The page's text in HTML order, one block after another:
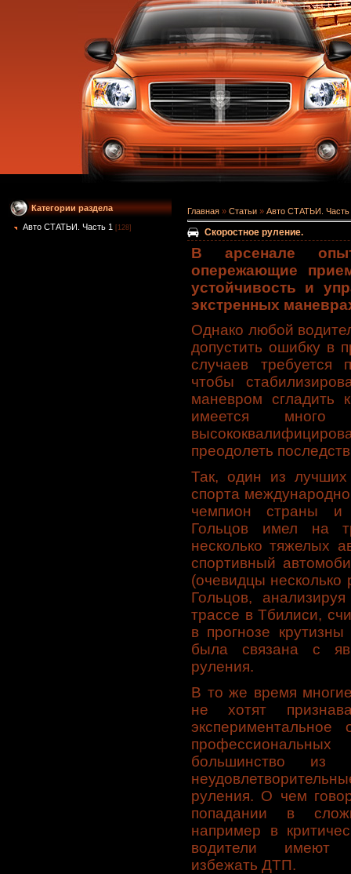
Категории раздела
Авто СТАТЬИ. Часть 1 [128]
Главная » Статьи » Авто СТАТЬИ. Часть
Скоростное руление.
В арсенале
опережающие
устойчивость и
экстренных
Однако любой
допустить ошибку в
случаев требуется
чтобы
маневром сгладить
имеется много
преодолеть
Так, один из лучших
спорта
чемпион страны и
Гольцов имел на
несколько тяжелых
спортивный
(очевидцы
Гольцов,
трассе в Тбилиси,
в прогнозе
была связана с
руления.
В то же время
не хотят
большинство
руления. О чем
попадании в
например в
водители имеют
избежать ДТП.